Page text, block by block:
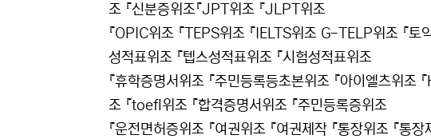
조 『신분증위조『JPT위조 『JLPT위조
『OPIC위조 『TEPS위조 『IELTS위조 G-TELP위조 『토
성적표위조 『텝스성적표위조 『시험성적표위조
『휴학증명서위조 『주민등록등초본위조 『아이엘츠위조
조 『toefl위조 『합격증명서위조 『주민등록증위조
『운전면허증위조 『여권위조 『여권제작 『통장위조 『통